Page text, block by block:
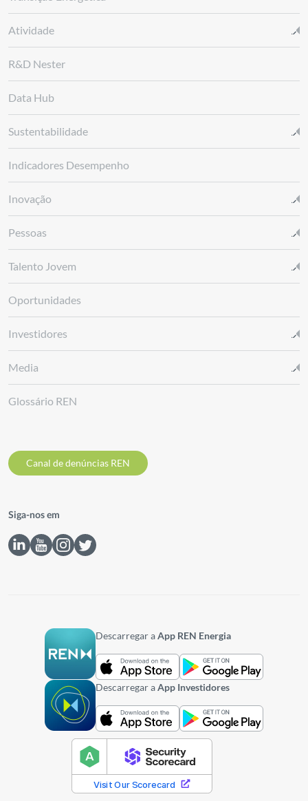
Atividade
R&D Nester
Data Hub
Sustentabilidade
Indicadores Desempenho
Inovação
Pessoas
Talento Jovem
Oportunidades
Investidores
Media
Glossário REN
Canal de denúncias REN
Siga-nos em
Descarregar aApp REN Energia
Descarregar aApp Investidores